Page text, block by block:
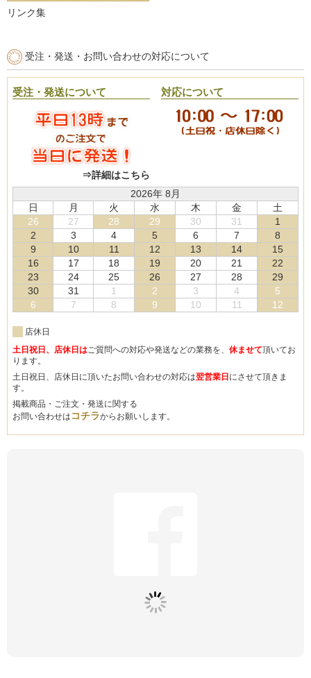
リンク集
受注・発送・お問い合わせの対応について
受注・発送について
⇒詳細はこちら
対応について
2026年 8月
日
月 火 水 木 金
土
26
27 28 29 30 31
1
2
3 4 5 6 7
8
9
10 11 12 13 14
15
16
17 18 19 20 21
22
23
24 25 26 27 28
29
30
31 1 2 3 4
5
6
7 8 9 10 11 12
店休日
土日祝日、店休日はご質問への対応や発送などの業務を、 休ませて頂いてお
ります。
土日祝日、店休日に頂いたお問い合わせの対応は翌営業日 にさせて頂きま
す。
掲載商品・ご注文・発送に関する
お問い合わせは コチラからお願いします。